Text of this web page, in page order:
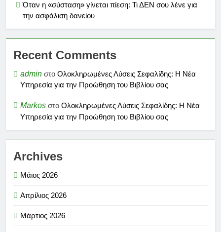
Όταν η «σύσταση» γίνεται πίεση: Τι ΔΕΝ σου λένε για
την ασφάλιση δανείου
Recent Comments
admin στο Ολοκληρωμένες Λύσεις Σεφαλίδης: Η Νέα
Υπηρεσία για την Προώθηση του Βιβλίου σας
Markos στο Ολοκληρωμένες Λύσεις Σεφαλίδης: Η Νέα
Υπηρεσία για την Προώθηση του Βιβλίου σας
Archives
Μάιος 2026
Απρίλιος 2026
Μάρτιος 2026